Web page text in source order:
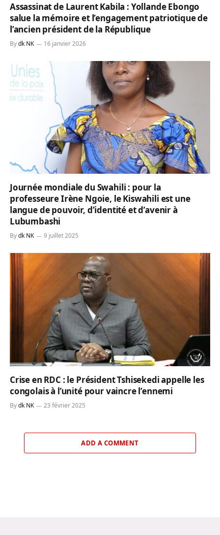
Assassinat de Laurent Kabila : Yollande Ebongo
salue la mémoire et l’engagement patriotique de
l’ancien président de la République
Bydk NK 16 janvier 2026
Journée mondiale du Swahili : pour la
professeure Irène Ngoie, le Kiswahili est une
langue de pouvoir, d’identité et d’avenir à
Lubumbashi
Bydk NK 9 juillet 2025
Crise en RDC : le Président Tshisekedi appelle les
congolais à l’unité pour vaincre l’ennemi
Bydk NK 23 février 2025
ADD A COMMENT